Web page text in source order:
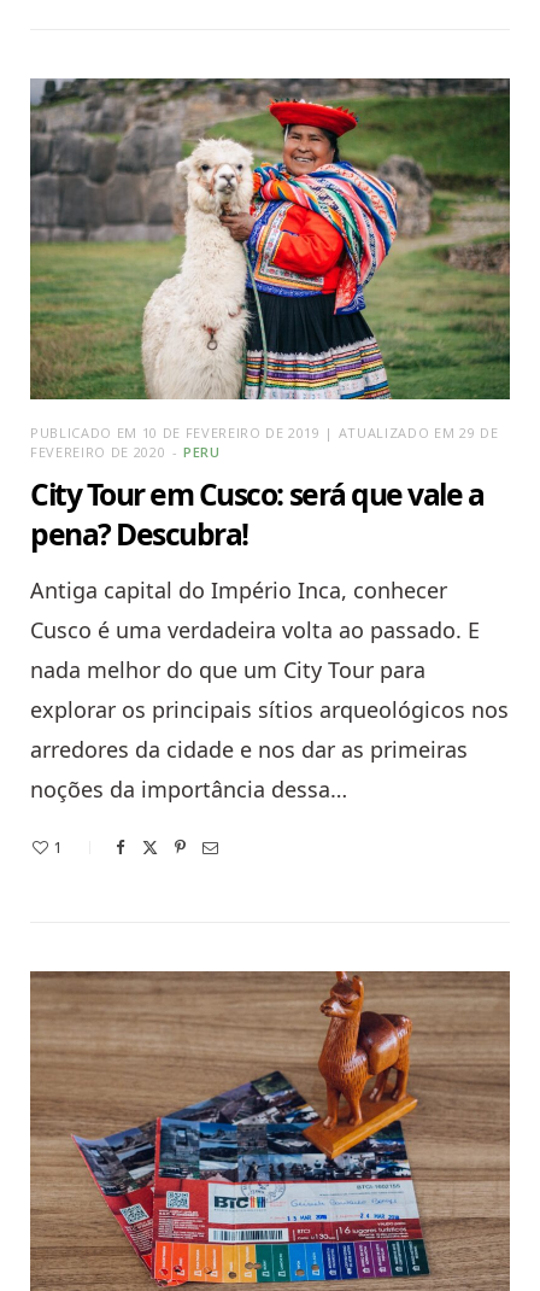
PUBLICADO EM 10 DE FEVEREIRO DE 2019 | ATUALIZADO EM 29 DE
FEVEREIRO DE 2020
PERU
City Tour em Cusco: será que vale a
pena? Descubra!
Antiga capital do Império Inca, conhecer
Cusco é uma verdadeira volta ao passado. E
nada melhor do que um City Tour para
explorar os principais sítios arqueológicos nos
arredores da cidade e nos dar as primeiras
noções da importância dessa…
1